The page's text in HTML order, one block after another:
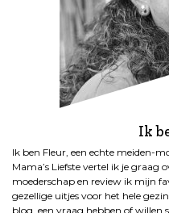
Ik
Ik ben Fleur, een echte meiden-
Mama’s Liefste vertel ik je graag
moederschap en review ik mijn
gezellige uitjes voor het hele
blog, een vraag hebben of willen